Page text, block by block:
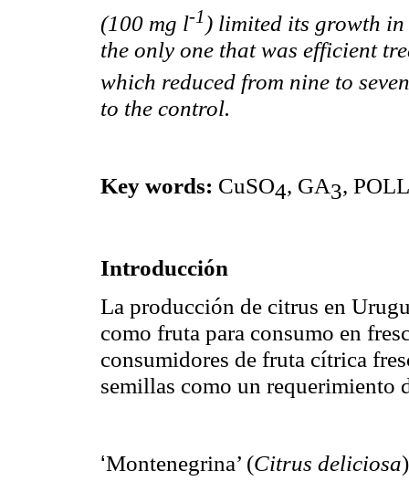
(100 mg l-1) limited its growth in
the only one that was efficient
which reduced from nine to
to the control.
Key words: CuSO4, GA3,
Introducción
La producción de citrus en
como fruta para consumo en
consumidores de fruta cítrica
semillas como un requerimiento
‘Montenegrina’ (Citrus deliciosa